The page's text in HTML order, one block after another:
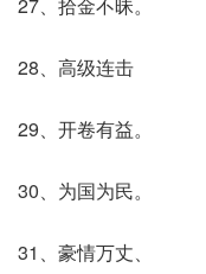
27、拾金不昧。
28、高级连击
29、开卷有益。
30、为国为民。
31、豪情万丈、